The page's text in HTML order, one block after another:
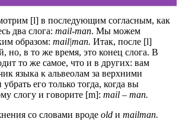
[l] в последующим согласным, как
два слога: mail-man. Мы можем
образом: mail|man. Итак, после [l]
но, в то же время, это конец слога. В
то же самое, что и в других: вам
языка к альвеолам за верхними
его только тогда, когда вы
слогу и говорите [m]: mail – man.
со словами вроде old и mailman.